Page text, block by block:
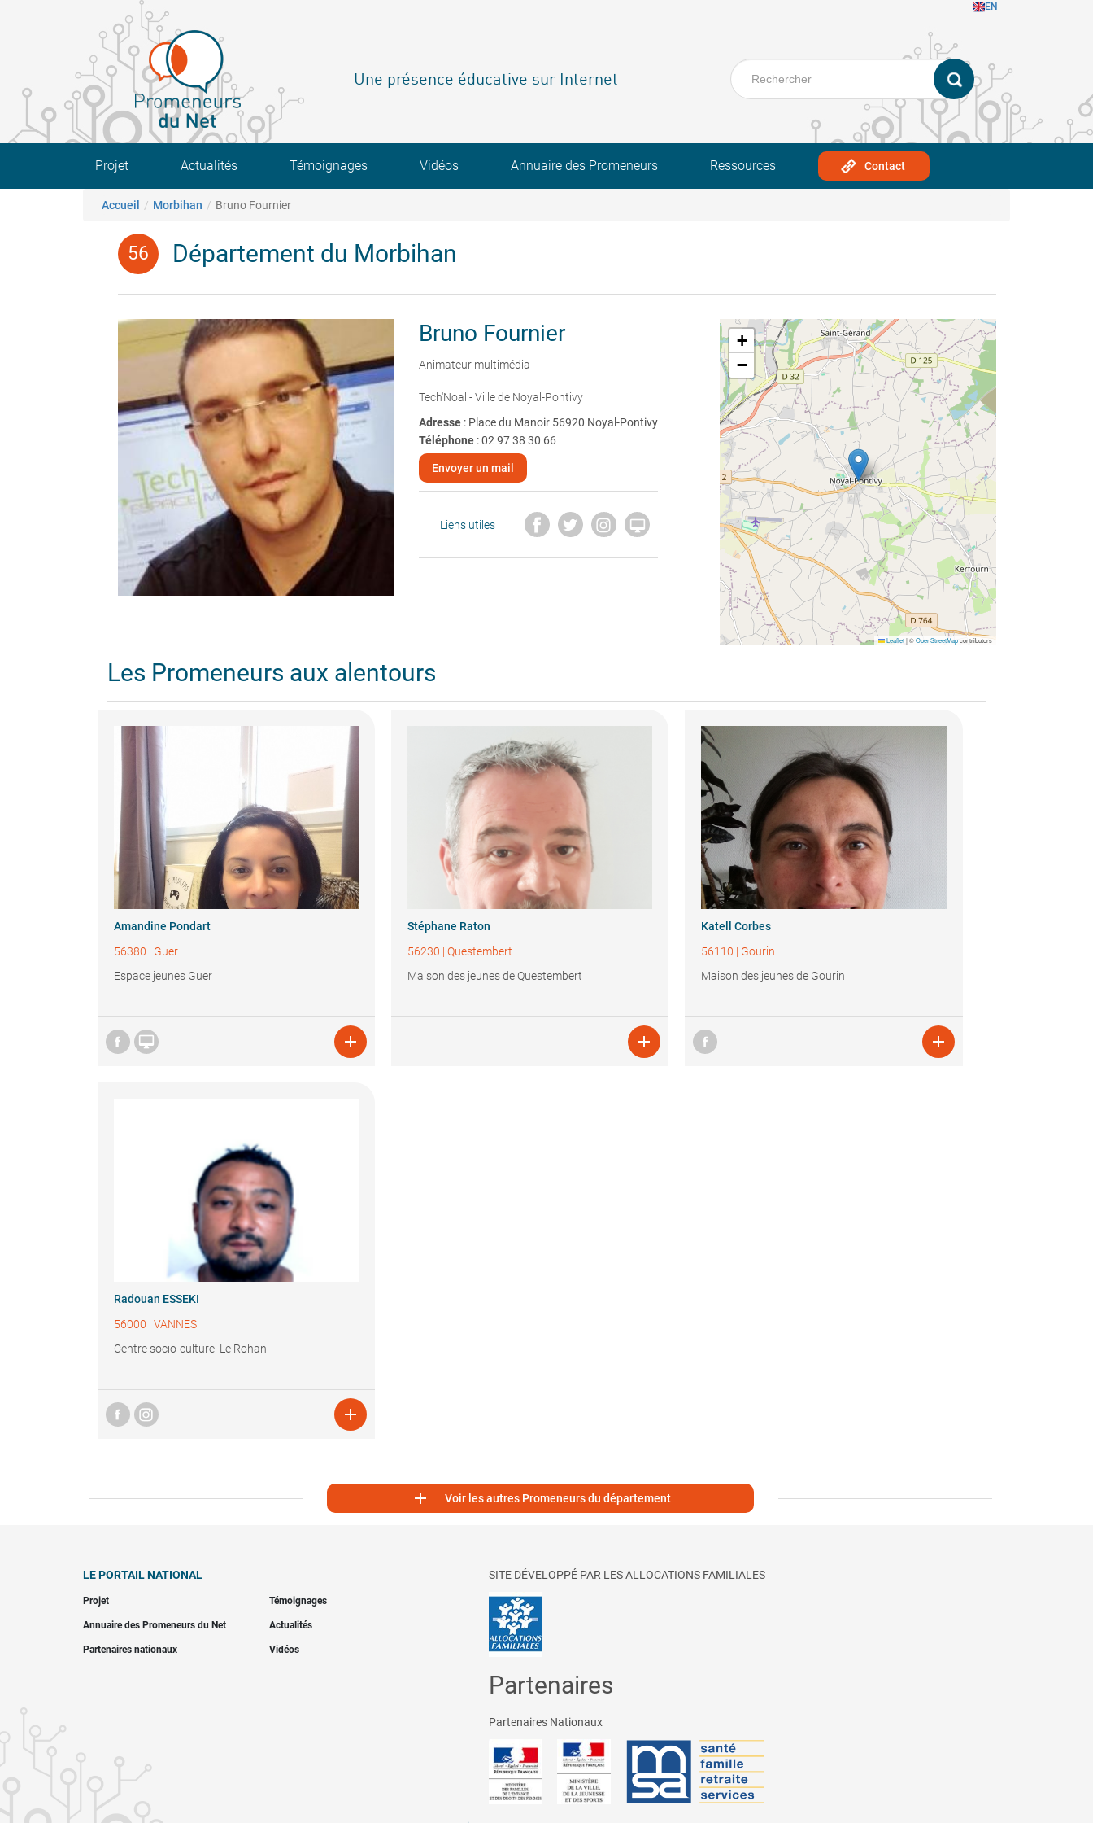
EN
Une présence éducative sur Internet
Main navigation
Projet Actualités Témoignages Vidéos Annuaire des Promeneurs Ressources Contact
Fil d'Ariane
Accueil Morbihan Bruno Fournier
Département du Morbihan
Bruno Fournier
Animateur multimédia
Tech'Noal - Ville de Noyal-Pontivy
Adresse : Place du Manoir 56920 Noyal-Pontivy
Téléphone:02 97 38 30 66
Envoyer un mail
Liens utiles 
+
−
Leaflet |©OpenStreetMapcontributors
Les Promeneurs aux alentours
Amandine Pondart
56380 | Guer
Espace jeunes Guer
 
Stéphane Raton
56230 | Questembert
Maison des jeunes de Questembert

Katell Corbes
56110 | Gourin
Maison des jeunes de Gourin

Radouan ESSEKI
56000 | VANNES
Centre socio-culturel Le Rohan

 Voir les autres Promeneurs du département
LE PORTAIL NATIONAL
Projet Témoignages
Annuaire des Promeneurs du Net Actualités
Partenaires nationaux Vidéos
SITE DÉVELOPPÉ PAR LES ALLOCATIONS FAMILIALES
Partenaires
Partenaires Nationaux